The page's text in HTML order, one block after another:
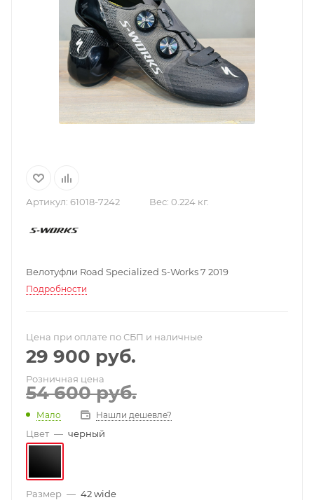
Артикул: 61018-7242 Вес: 0.224 кг.
Велотуфли Road Specialized S-Works 7 2019
Подробности
Цена при оплате по СБП и наличные
29 900 руб.
Розничная цена
54 600руб.
Мало Нашли дешевле?
Цвет — черный
Размер — 42 wide